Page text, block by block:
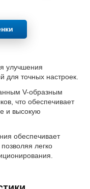
улучшения
точных настроек.
V-образным
что обеспечивает
и высокую
обеспечивает
легко